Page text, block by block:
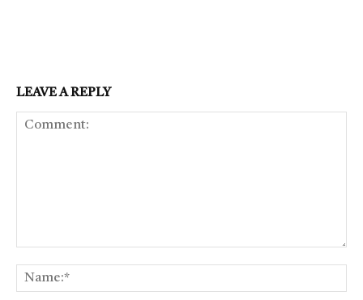
LEAVE A REPLY